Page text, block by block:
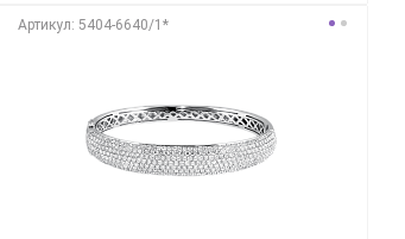
Aртикул: 5404-6640/1*